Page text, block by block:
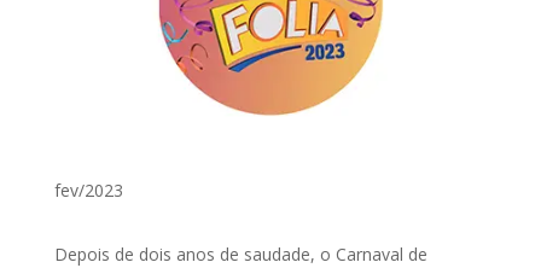
fev/2023
Depois de dois anos de saudade, o Carnaval de